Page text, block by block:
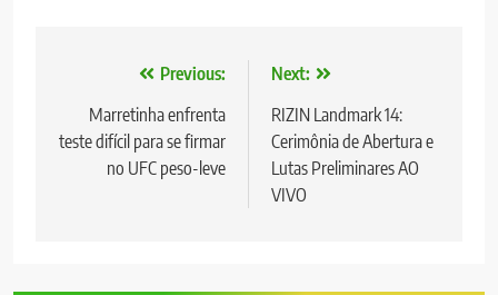
Navegação
Post
Previous:
Marretinha enfrenta
teste difícil para se firmar
no UFC peso-leve
Next:
RIZIN Landmark 14:
Cerimônia de Abertura e
Lutas Preliminares AO
VIVO